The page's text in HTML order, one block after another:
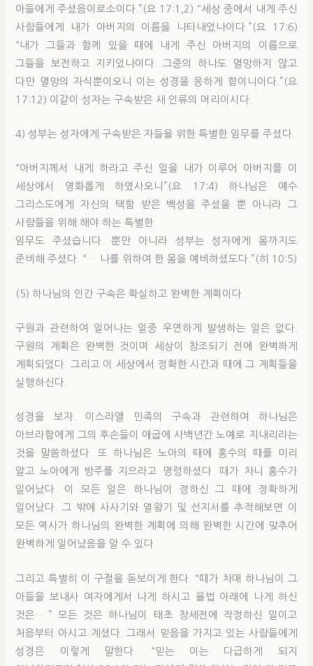
아들에게 주셨음이로소이다.”(요 17:1,2) “세상 중에서 내게 주신
사람들에게 내가 아버지의 이름을 나타내었나이다.”(요 17:6)
“내가 그들과 함께 있을 때에 내게 주신 아버지의 이름으로
그들을 보전하고 지키었나이다. 그중의 하나도 멸망하지 않고
다만 멸망의 자식뿐이오니 이는 성경을 응하게 함이니이다.”(요
17:12) 이같이 성자는 구속받은 새 인류의 머리이시다.
4) 성부는 성자에게 구속받은 자들을 위한 특별한 임무를 주셨다.
“아버지께서 내게 하라고 주신 일을 내가 이루어 아버지를 이
세상에서 영화롭게 하였사오니”(요 17:4) 하나님은 예수
그리스도에게 자신의 택함 받은 백성을 주셨을 뿐 아니라 그
사람들을 위해 해야 하는 특별한
임무도 주셨습니다. 뿐만 아니라 성부는 성자에게 몸까지도
준비해 주셨다. “… 나를 위하여 한 몸을 예비하셨도다.”(히 10:5)
(5) 하나님의 인간 구속은 확실하고 완벽한 계획이다.
구원과 관련하여 일어나는 일중 우연하게 발생하는 일은 없다.
구원의 계획은 완벽한 것이며 세상이 창조되기 전에 완벽하게
계획되었다. 그리고 이 세상에서 정확한 시간과 때에 그 계획들을
실행하신다.
성경을 보자. 이스라엘 민족의 구속과 관련하여 하나님은
아브라함에게 그의 후손들이 애굽에 사백년간 노예로 지내리라는
것을 말씀하셨다. 또 하나님은 노아의 때에 홍수의 때를 미리
알고 노아에게 방주를 지으라고 명령하셨다. 때가 차니 홍수가
일어났다. 이 모든 일은 하나님이 정하신 그 때에 정확하게
일어났다. 그 밖에 사사기와 열왕기 및 선지서를 추적해보면 이
모든 역사가 하나님의 완벽한 계획에 의해 완벽한 시간에 맞추어
완벽하게 일어났음을 알 수 있다.
그리고 특별히 이 구절을 돋보이게 한다. “때가 차매 하나님이 그
아들을 보내사 여자에게서 나게 하시고 율법 아래에 나게 하신
것은….” 모든 것은 하나님이 태초 창세전에 작정하신 일이고
처음부터 아시고 계셨다. 그래서 믿음을 가지고 있는 사람들에게
성경은 이렇게 말한다. “믿는 이는 다급하게 되지